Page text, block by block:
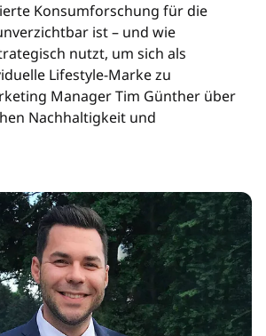
Konsumforschung für die
ist – und wie
nutzt, um sich als
Lifestyle-Marke zu
Manager Tim Günther über
Nachhaltigkeit und